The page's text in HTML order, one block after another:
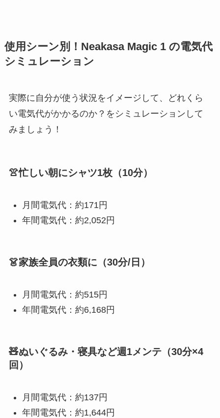
使用シーン別！Neakasa Magic 1 の電気代
シミュレーション
実際に自分が使う状況をイメージして、どれくら
い電気代がかかるのか？をシミュレーションして
みましょう！
👚忙しい朝にシャツ1枚（10分）
月間電気代：約171円
年間電気代：約2,052円
👗家族全員の衣類に（30分/日）
月間電気代：約515円
年間電気代：約6,168円
🧸ぬいぐるみ・寝具など週1メンテ（30分×4
回）
月間電気代：約137円
年間電気代：約1,644円